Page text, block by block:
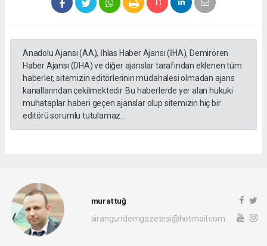
Anadolu Ajansı (AA), İhlas Haber Ajansı (İHA), Demirören
Haber Ajansı (DHA) ve diğer ajanslar tarafından eklenen tüm
haberler, sitemizin editörlerinin müdahalesi olmadan ajans
kanallarından çekilmektedir. Bu haberlerde yer alan hukuki
muhataplar haberi geçen ajanslar olup sitemizin hiç bir
editörü sorumlu tutulamaz...
murat tuğ
sirangundemgazetesi@hotmail.com